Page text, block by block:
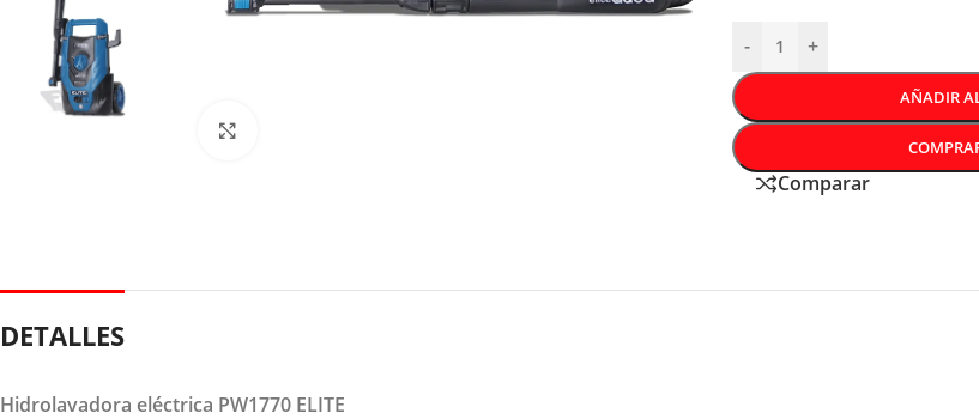
- +
AÑADIR
Comparar
DETALLES
Hidrolavadora eléctrica PW1770 ELITE